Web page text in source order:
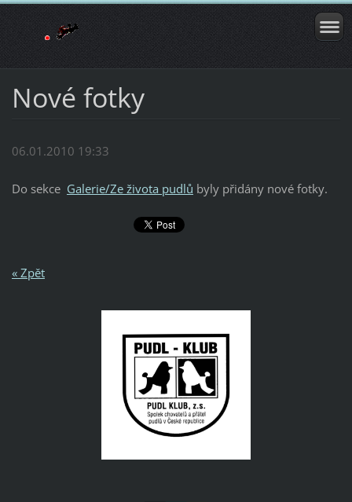
Nové fotky
06.01.2010 19:33
Do sekce Galerie/Ze života pudlů byly přidány nové fotky.
« Zpět